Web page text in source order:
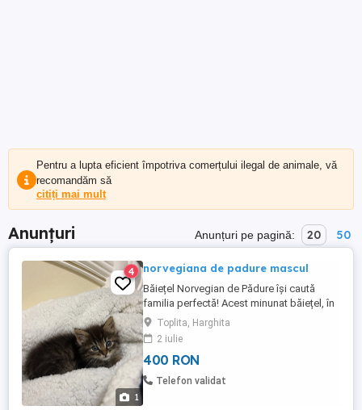
Pentru a lupta eficient împotriva comerțului ilegal de animale, vă
recomandăm să
citiți mai mult
Anunțuri Anunțuri pe pagină: 20 50
1
4 norvegiana de padure mascul
Băiețel Norvegian de Pădure își caută
familia perfectă! Acest minunat băiețel, în
vârstă de 5 săptămâni, este pregătit să
plece către o căsuță plină de iubire. Este
deparazitat conform vârstei, sănătos,
curios și foarte afectuos. Folosește litiera
fără probleme. Mănâncă singur hrană
Toplita, Harghita
2 iulie
400 RON
Telefon validat